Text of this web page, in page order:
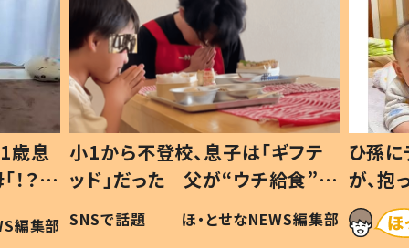
歳息
？」
編集部
小1から不登校、息子は「ギフテ
ッド」だった 父が“ウチ給食”を
作り続ける理由とは #令和の親
#令和の子
SNSで話題 ほ・とせなNEWS編集部
ひ孫
が、
「涙が
い」